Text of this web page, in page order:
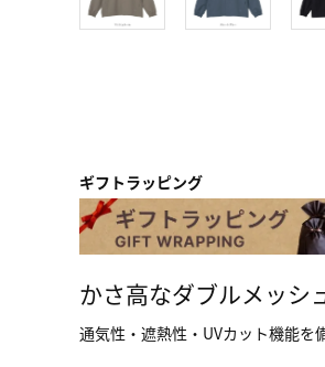
ギフトラッピング
かさ高なダブルメッシ
通気性・遮熱性・UVカット機能を